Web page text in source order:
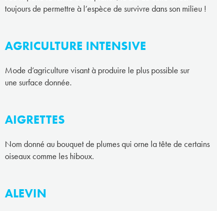
toujours de permettre à l’espèce de survivre dans son milieu !
AGRICULTURE INTENSIVE
Mode d’agriculture visant à produire le plus possible sur
une surface donnée.
AIGRETTES
Nom donné au bouquet de plumes qui orne la tête de certains
oiseaux comme les hiboux.
ALEVIN